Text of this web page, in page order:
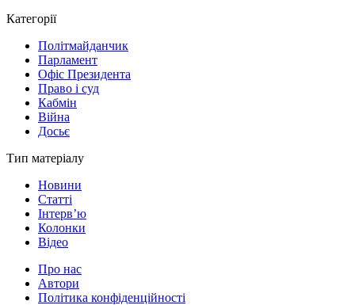
Категорії
Політмайданчик
Парламент
Офіс Президента
Право і суд
Кабмін
Війна
Досьє
Тип матеріалу
Новини
Статті
Інтерв’ю
Колонки
Відео
Про нас
Автори
Політика конфіденційності